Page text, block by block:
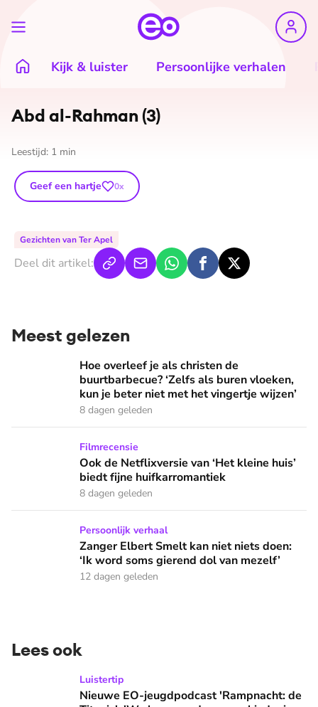
Kijk & luister Persoonlijke verhalen
©Museum of Humanity/EO
Abd al-Rahman (3)
Leestijd: 1 min
Geef een hartje 0x
Gezichten van Ter Apel
Deel dit artikel:
Meest gelezen
Hoe overleef je als christen de buurtbarbecue? ‘Zelfs als
Hoe overleef je als christen de
buurtbarbecue? ‘Zelfs als buren vloeken,
kun je beter niet met het vingertje wijzen’
8 dagen geleden
Ook de Netflixversie van ‘Het kleine huis’ biedt fijne
Filmrecensie
Ook de Netflixversie van ‘Het kleine huis’
biedt fijne huifkarromantiek
8 dagen geleden
Zanger Elbert Smelt kan niet niets doen: ‘Ik word soms
Persoonlijk verhaal
Zanger Elbert Smelt kan niet niets doen:
‘Ik word soms gierend dol van mezelf’
12 dagen geleden
Lees ook
Nieuwe EO-jeugdpodcast 'Rampnacht: de Titanic': 'We
Luistertip
Nieuwe EO-jeugdpodcast 'Rampnacht: de